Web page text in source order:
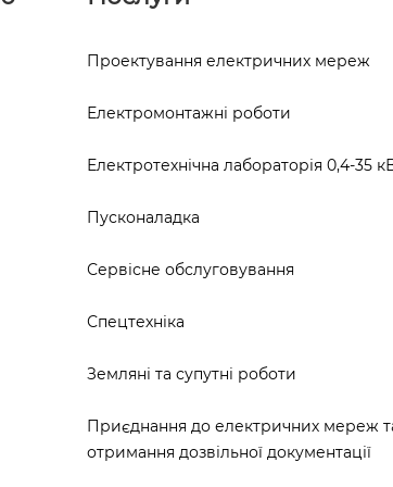
Проектування електричних мереж
Електромонтажні роботи
Електротехнічна лабораторія 0,4-35
Пусконаладка
Сервісне обслуговування
Спецтехніка
Земляні та супутні роботи
Приєднання до електричних мереж
отримання дозвільної документації